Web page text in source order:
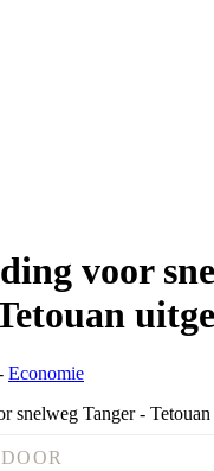
voor
Economie